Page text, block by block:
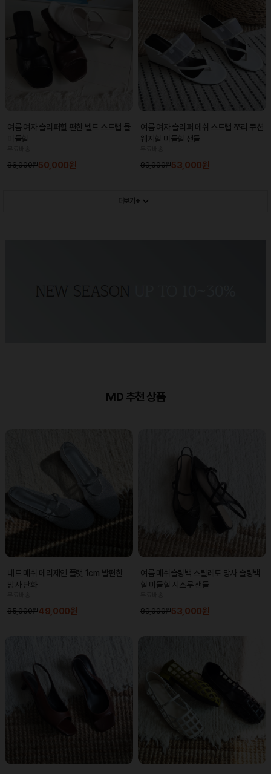
여름 여자 슬리퍼힐 편한 벨트 스트랩 뮬
미들힐
86,000원50,000원
여름 여자 슬리퍼 메쉬 스트랩 쪼리 쿠션
웨지힐 미들힐 샌들
89,000원53,000원
더보기+
MD 추천 상품
네트 메쉬 메리제인 플랫 1cm 발편한
망사 단화
85,000원49,000원
여름 메쉬슬링백 스틸레토 망사 슬링백
힐 미들힐 시스루 샌들
89,000원53,000원